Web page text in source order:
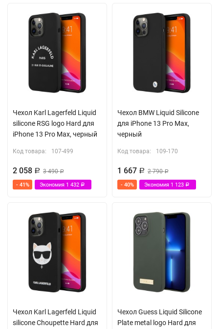
Чехол Karl Lagerfeld Liquid
silicone RSG logo Hard для
iPhone 13 Pro Max, черный
Код товара: 107-499
2 058 Р 3 490Р
- 41% Экономия 1 432 Р
Чехол BMW Liquid Silicone
для iPhone 13 Pro Max,
черный
Код товара: 109-170
1 667 Р 2 790Р
- 40% Экономия 1 123 Р
Чехол Karl Lagerfeld Liquid
silicone Choupette Hard для
Чехол Guess Liquid Silicone
Plate metal logo Hard для